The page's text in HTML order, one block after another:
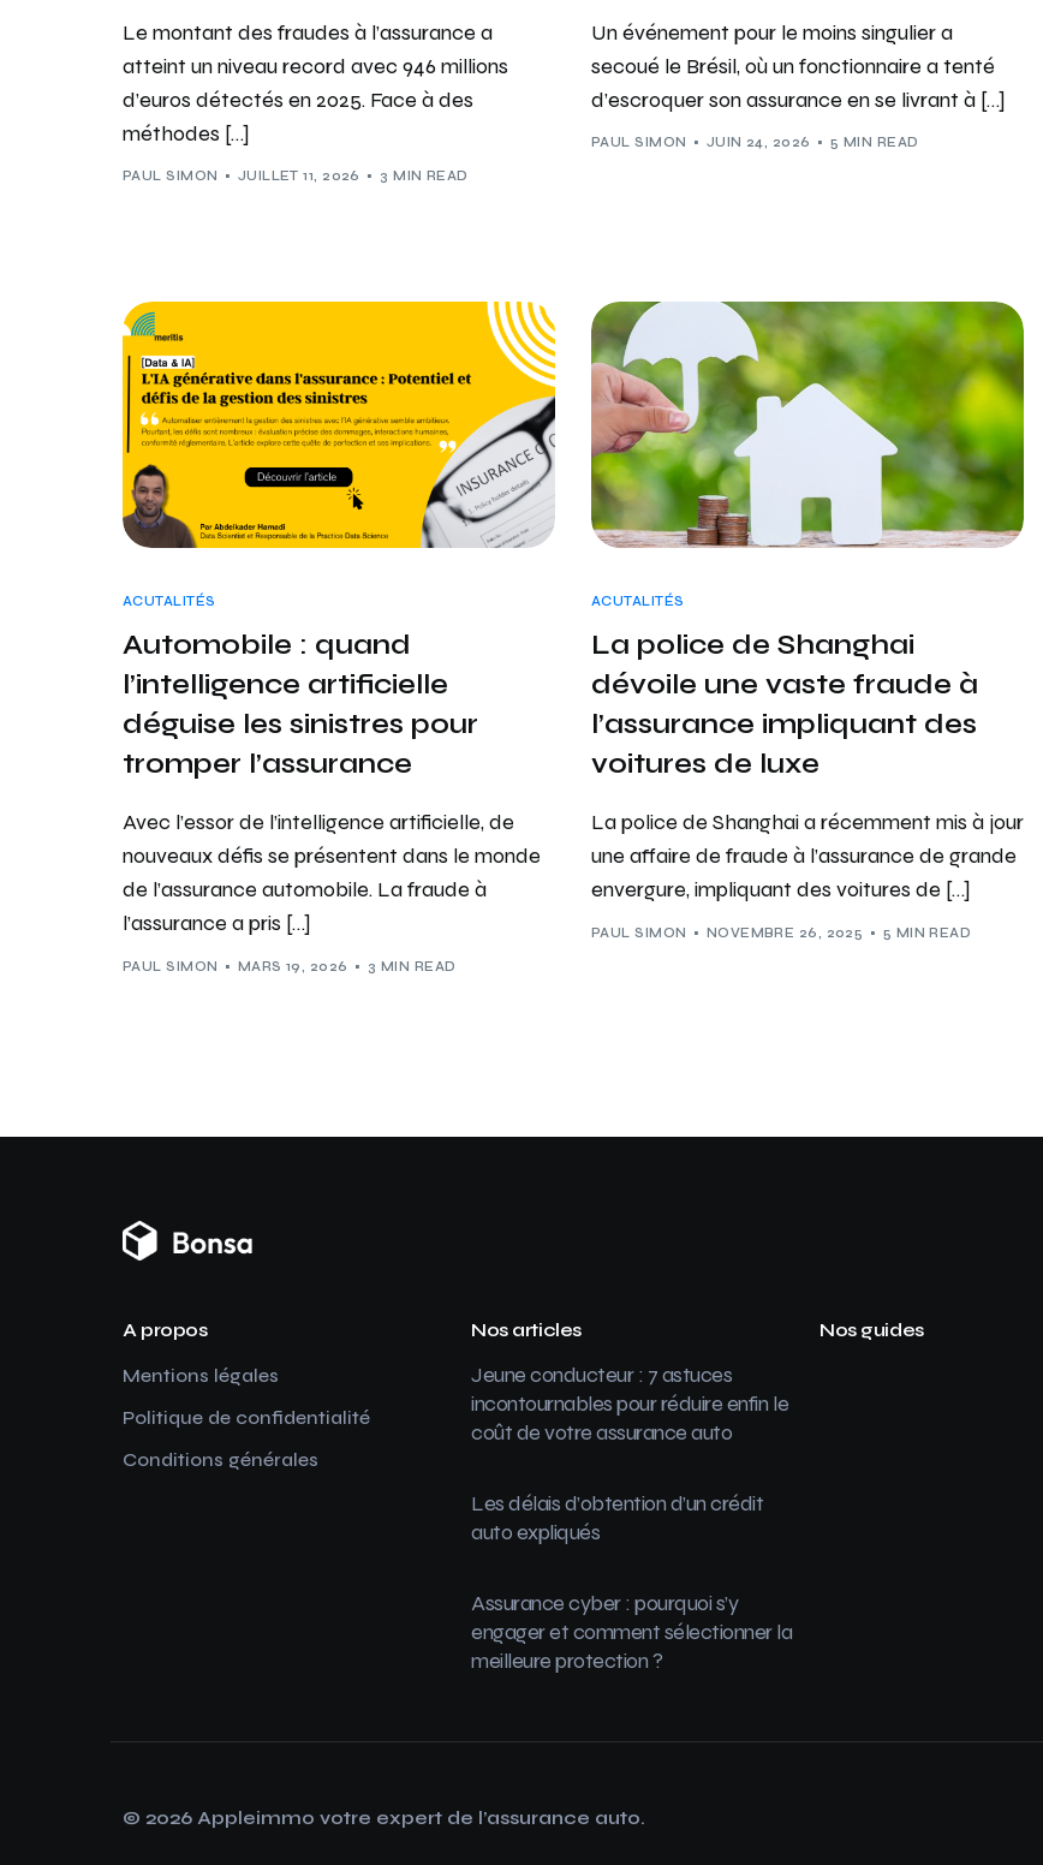
Le montant des fraudes à l’assurance a
atteint un niveau record avec 946 millions
d’euros détectés en 2025. Face à des
méthodes […]
PAUL SIMON JUILLET 11, 2026 3 MIN READ
Un événement pour le moins singulier a
secoué le Brésil, où un fonctionnaire a tenté
d’escroquer son assurance en se livrant à […]
PAUL SIMON JUIN 24, 2026 5 MIN READ
ACUTALITÉS
Automobile : quand
l’intelligence artificielle
déguise les sinistres pour
tromper l’assurance
Avec l’essor de l’intelligence artificielle, de
nouveaux défis se présentent dans le monde
de l’assurance automobile. La fraude à
l’assurance a pris […]
PAUL SIMON MARS 19, 2026 3 MIN READ
ACUTALITÉS
La police de Shanghai
dévoile une vaste fraude à
l’assurance impliquant des
voitures de luxe
La police de Shanghai a récemment mis à jour
une affaire de fraude à l’assurance de grande
envergure, impliquant des voitures de […]
PAUL SIMON NOVEMBRE 26, 2025 5 MIN READ
A propos
Mentions légales
Politique de confidentialité
Conditions générales
Nos articles
Jeune conducteur : 7 astuces
incontournables pour réduire enfin le
coût de votre assurance auto
Les délais d’obtention d’un crédit
auto expliqués
Assurance cyber : pourquoi s’y
engager et comment sélectionner la
meilleure protection ?
Nos guides
© 2026 Appleimmo votre expert de l’assurance auto.